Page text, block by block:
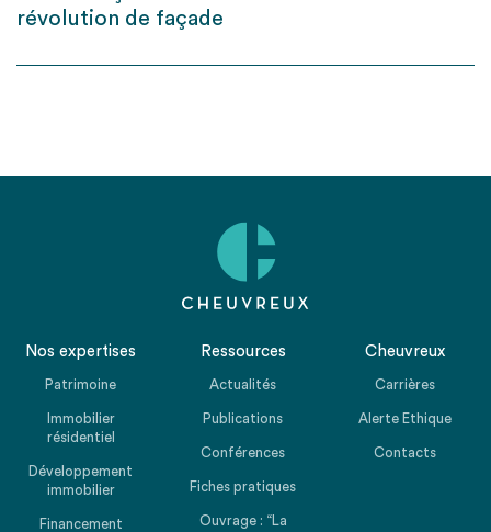
révolution de façade
Nos expertises
Patrimoine
Immobilier
résidentiel
Développement
immobilier
Financement
Ressources
Actualités
Publications
Conférences
Fiches pratiques
Ouvrage : “La
Cheuvreux
Carrières
Alerte Ethique
Contacts